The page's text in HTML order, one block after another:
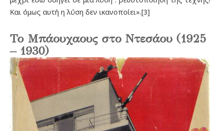
Και όμως αυτή η λύση δεν ικανοποίει».[3]
Το Μπάουχαους στο Ντεσάου (1925
– 1930)